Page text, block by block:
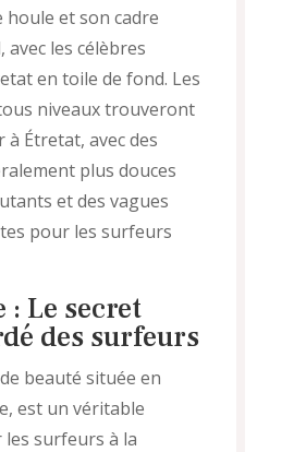
houle et son cadre
avec les célèbres
en toile de fond. Les
niveaux trouveront
Étretat, avec des
plus douces
et des vagues
pour les surfeurs
: Le secret
des surfeurs
beauté située en
est un véritable
surfeurs à la